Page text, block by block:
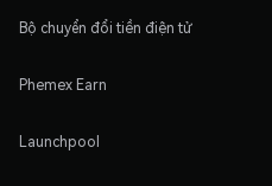
Bộ chuyển đổi tiền điện tử
Phemex Earn
Launchpool